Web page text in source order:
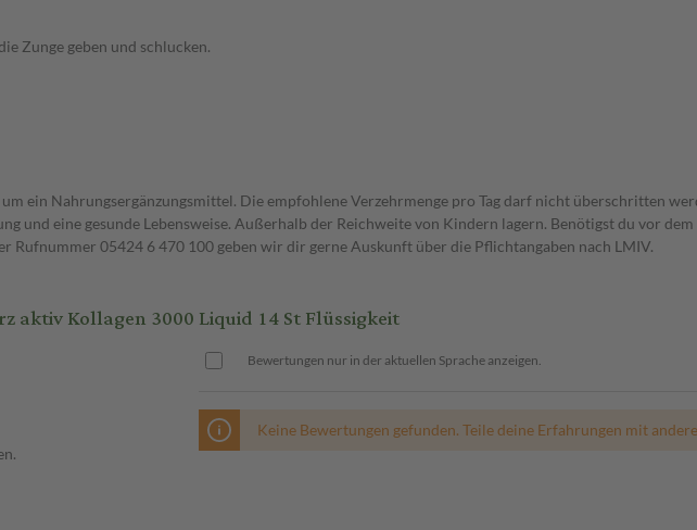
Zunge geben und schlucken.
ein Nahrungsergänzungsmittel. Die empfohlene Verzehrmenge pro Tag darf nicht überschritten
und eine gesunde Lebensweise. Außerhalb der Reichweite von Kindern lagern. Benötigst du vor
Rufnummer 05424 6 470 100 geben wir dir gerne Auskunft über die Pflichtangaben nach LMIV.
aktiv Kollagen 3000 Liquid 14 St Flüssigkeit
Bewertungen nur in der aktuellen Sprache anzeigen.
Keine Bewertungen gefunden. Teile deine Erfahrungen mit